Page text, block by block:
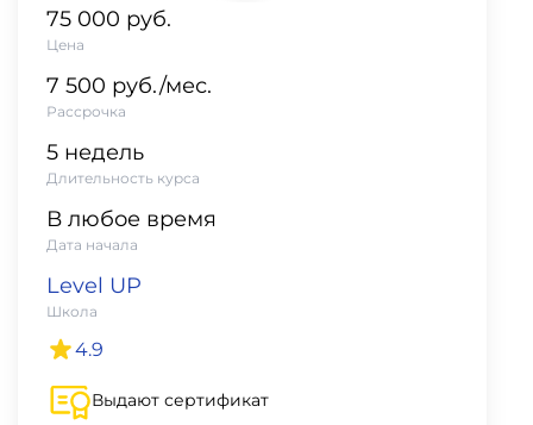
75 000 руб.
Цена
7 500 руб./мес.
Рассрочка
5 недель
Длительность курса
В любое время
Дата начала
Level UP
Школа
4.9
Выдают сертификат
Маркетинг
Иностранный
Для
детей
Красота,
здоровье,